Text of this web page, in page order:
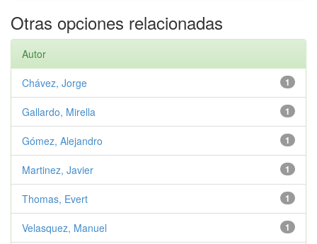
Otras opciones relacionadas
Autor
1
Chávez, Jorge
1
Gallardo, Mirella
1
Gómez, Alejandro
1
Martinez, Javier
1
Thomas, Evert
1
Velasquez, Manuel